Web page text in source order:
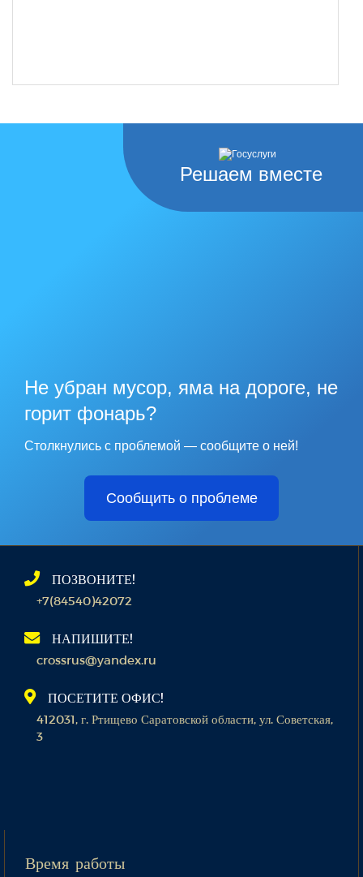
Решаем вместе
Не убран мусор, яма на дороге, не
горит фонарь?
Столкнулись с проблемой — сообщите о ней!
Сообщить о проблеме
ПОЗВОНИТЕ!
+7(84540)42072
НАПИШИТЕ!
crossrus@yandex.ru
ПОСЕТИТЕ ОФИС!
412031, г. Ртищево Саратовской области, ул. Советская,
3
Время работы